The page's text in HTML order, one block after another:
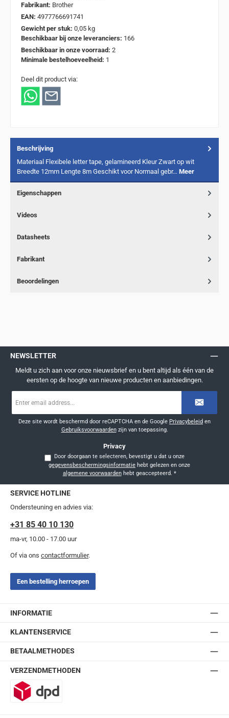
Fabrikant: Brother
EAN: 4977766691741
Gewicht per stuk: 0,05 kg
Beschikbaar bij onze leveranciers: 166
Beschikbaar in onze voorraad: 2
Minimale bestelhoeveelheid: 1
Deel dit product via:
Beschrijving
Materiaal Flexibele letter tape, gelamineerd Kleur Zwart op wit
Breedte 12mm Lengte 8m Geschikt voor Normaal gebr… Meer
Eigenschappen
Videos
Datasheets
Fabrikant
Beoordelingen
NEWSLETTER
Meldt u zich aan voor onze nieuwsbrief en u bent altijd als één van de
eersten op de hoogte van nieuwe producten en aanbiedingen.
mailadres
Deze site wordt beschermd door reCAPTCHA en de Google Privacybeleid en
Gebruiksvoorwaardenzijn van toepassing.
Privacy
Door doorgaan te selecteren, bevestigt u dat u onze
gegevensbeschermingsinformatie
algemene voorwaardenhebt geaccepteerd. *
SERVICE HOTLINE
Ondersteuning en advies via:
+31 85 40 10 130
ma-vr, 10.00 - 17.00 uur
Of via ons contactformulier.
Een bestelling herroepen
INFORMATIE
KLANTENSERVICE
BETAALMETHODES
VERZENDMETHODEN